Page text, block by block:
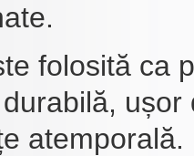
folosită ca
ușor